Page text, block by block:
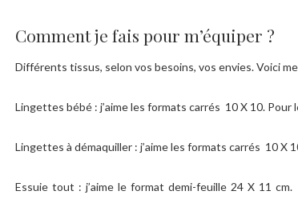
Comment je fais pour m’équiper ?
Différents tissus, selon vos besoins, vos envies. Voici
Lingettes bébé : j’aime les formats carrés 10 X 10. Pour
Lingettes à démaquiller : j’aime les formats carrés 10 X
Essuie tout : j’aime le format demi-feuille 24 X 11